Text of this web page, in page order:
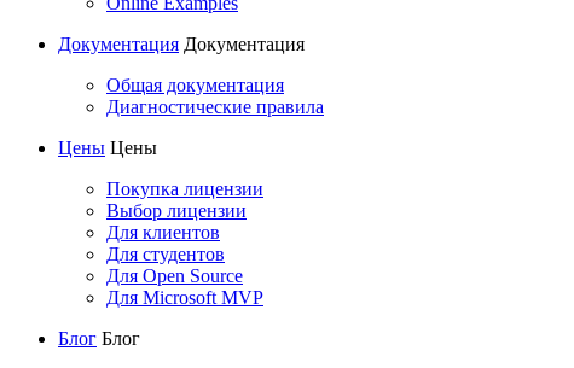
Документация Документация
Общая документация
Диагностические правила
Цены Цены
Покупка лицензии
Выбор лицензии
Для клиентов
Для студентов
Для Open Source
Для Microsoft MVP
Блог Блог